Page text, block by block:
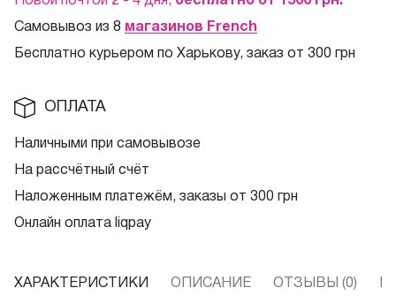
Самовывоз из 8 магазинов French
Бесплатно курьером по Харькову, заказ от 300 грн
ОПЛАТА
Наличными при самовывозе
На рассчётный счёт
Наложенным платежём, заказы от 300 грн
Онлайн оплата liqpay
ХАРАКТЕРИСТИКИ ОПИСАНИЕ ОТЗЫВЫ (0)